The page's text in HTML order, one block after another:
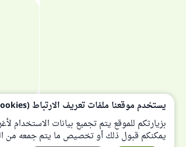
يستخدم موقعنا ملفات تعريف الارتباط (Cookies)
بزيارتكم للموقع يتم تجميع بيانات الاستخدام
يمكنكم قبول ذلك أو تخصيص ما يتم جمعه من